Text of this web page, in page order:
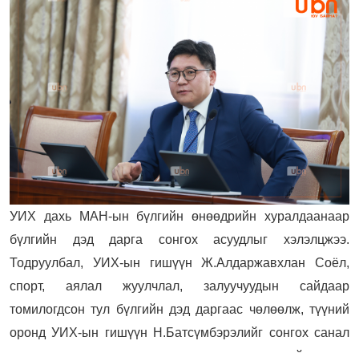
УИХ дахь МАН-ын бүлгийн өнөөдрийн хуралдаанаар
бүлгийн дэд дарга сонгох асуудлыг хэлэлцжээ.
Тодруулбал, УИХ-ын гишүүн Ж.Алдаржавхлан Соёл,
спорт, аялал жуулчлал, залуучуудын сайдаар
томилогдсон тул бүлгийн дэд даргаас чөлөөлж, түүний
оронд УИХ-ын гишүүн Н.Батсүмбэрэлийг сонгох санал